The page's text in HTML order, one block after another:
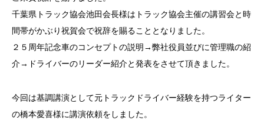
千葉県トラック協会池田会長様はトラック協会主催の講習会と時
間帯がかぶり祝賀会で祝辞を賜ることとなりました。
２５周年記念車のコンセプトの説明→弊社役員並びに管理職の紹
介→ドライバーのリーダー紹介と発表をさせて頂きました。
今回は基調講演として元トラックドライバー経験を持つライター
の橋本愛喜様に講演依頼をしました。